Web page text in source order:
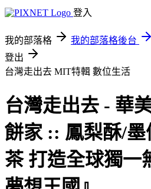
登入
我的部落格 我的部落格後台
登出
台灣走出去 MIT特輯 數位生活
台灣走出去 - 華
餅家 :: 鳳梨酥/
茶 打造全球獨一